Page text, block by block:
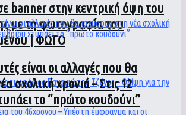
banner στην κεντρική όψη του
με τη φωτογραφία του
| ΦΩΤΟ
είναι οι αλλαγές που θα
σχολική χρονιά – Στις 12
το “πρώτο κουδούνι”